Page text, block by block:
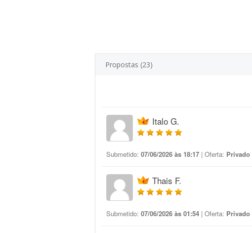
Propostas (23)
Italo G.
Submetido: 07/06/2026 às 18:17 | Oferta: Privado
Thais F.
Submetido: 07/06/2026 às 01:54 | Oferta: Privado